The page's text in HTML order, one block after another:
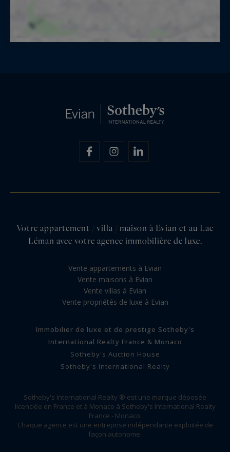
Votre appartement / villa / maison à Evian et au Lac
Léman avec votre agence immobilière de luxe.
Vente appartements à Evian
Vente maisons à Evian
Vente villas à Evian
Vente propriétés de luxe à Evian
Immobilier de luxe et de prestige Sotheby's
International Realty France & Monaco
Sotheby's Auction House
Sotheby's International Realty
Sotheby's International Realty ® est une marque déposée
licenciée en France et à Monaco à Sotheby's International Realty
France - Monaco.
Chaque agence est une entreprise indépendante exploitée de
façon autonome.